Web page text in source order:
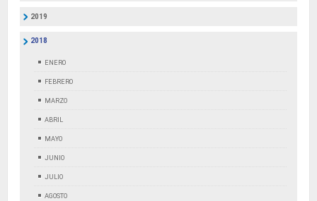
2019
2018
ENERO
FEBRERO
MARZO
ABRIL
MAYO
JUNIO
JULIO
AGOSTO